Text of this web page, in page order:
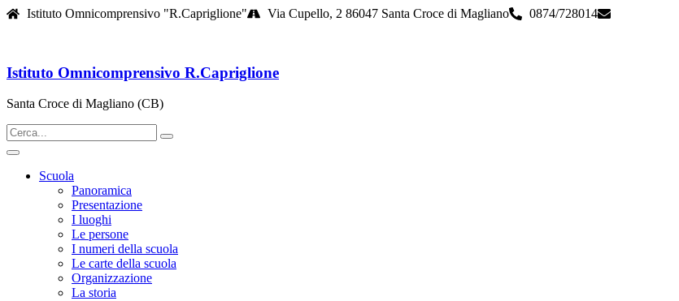
Istituto Omnicomprensivo "R.Capriglione" Via Cupello, 2 86047 Santa Croce di Magliano 0874/728014
Istituto Omnicomprensivo R.Capriglione
Santa Croce di Magliano (CB)
Scuola
Panoramica
Presentazione
I luoghi
Le persone
I numeri della scuola
Le carte della scuola
Organizzazione
La storia